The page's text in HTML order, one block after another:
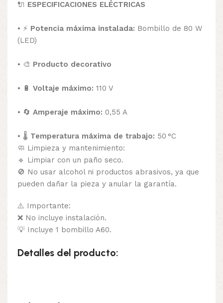
🔌 ESPECIFICACIONES ELÉCTRICAS
• ⚡ Potencia máxima instalada: Bombillo de 80 W
(LED)
• 🎨 Producto decorativo
• 🔋 Voltaje máximo: 110 V
• 🔄 Amperaje máximo: 0,55 A
• 🌡️ Temperatura máxima de trabajo: 50 °C
🧼 Limpieza y mantenimiento:
🔹 Limpiar con un paño seco.
🚫 No usar alcohol ni productos abrasivos, ya que
pueden dañar la pieza y anular la garantía.
⚠️ Importante:
❌ No incluye instalación.
💡 Incluye 1 bombillo A60.
Detalles del producto: